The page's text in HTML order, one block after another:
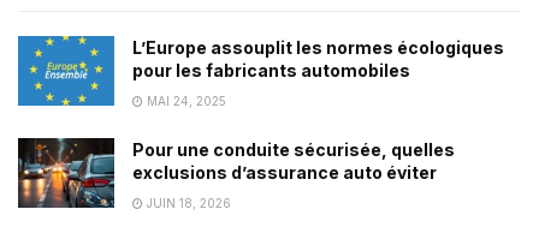
L’Europe assouplit les normes écologiques
pour les fabricants automobiles
MAI 24, 2025
Pour une conduite sécurisée, quelles
exclusions d’assurance auto éviter
JUIN 18, 2026